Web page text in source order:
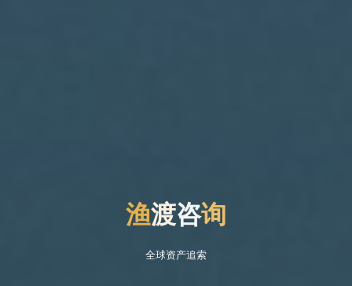
渔渡
渡咨询
全球资产追索